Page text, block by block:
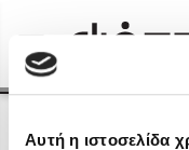
Αυτή η ιστοσελίδα
Αρχική | Οι Συγγραφείς
Οι Συγγραφείς